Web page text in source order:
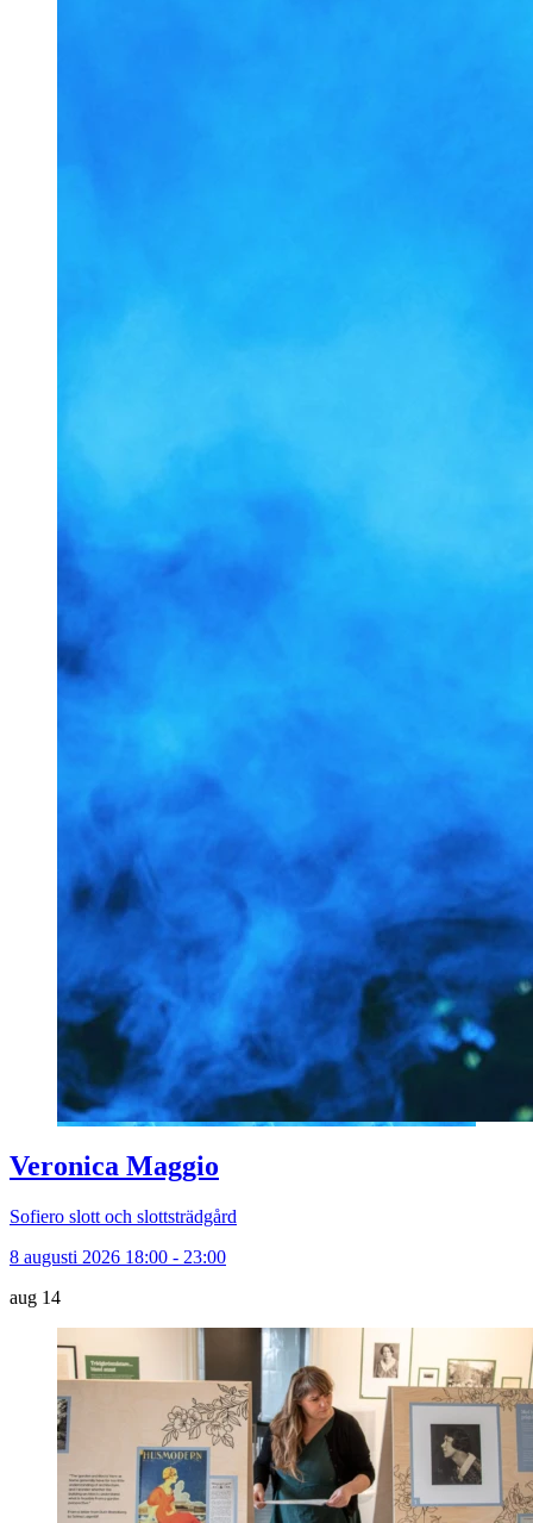
Veronica Maggio
Sofiero slott och slottsträdgård
8 augusti 2026 18:00 - 23:00
aug 14